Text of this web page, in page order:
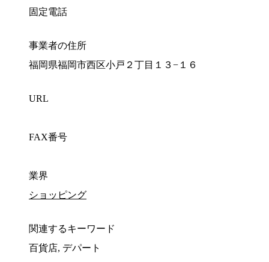
固定電話
事業者の住所
福岡県福岡市西区小戸２丁目１３−１６
URL
FAX番号
業界
ショッピング
関連するキーワード
百貨店, デパート